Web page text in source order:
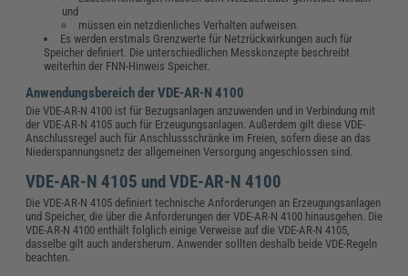
und
müssen ein netzdienliches Verhalten aufweisen.
Es werden erstmals Grenzwerte für Netzrückwirkungen auch für
Speicher definiert. Die unterschiedlichen Messkonzepte beschreibt
weiterhin der FNN-Hinweis Speicher.
Anwendungsbereich der VDE-AR-N 4100
Die VDE-AR-N 4100 ist für Bezugsanlagen anzuwenden und in Verbindung mit
der VDE-AR-N 4105 auch für Erzeugungsanlagen. Außerdem gilt diese VDE-
Anschlussregel auch für Anschlussschränke im Freien, sofern diese an das
Niederspannungsnetz der allgemeinen Versorgung angeschlossen sind.
VDE-AR-N 4105 und VDE-AR-N 4100
Die VDE-AR-N 4105 definiert technische Anforderungen an Erzeugungsanlagen
und Speicher, die über die Anforderungen der VDE-AR-N 4100 hinausgehen. Die
VDE-AR-N 4100 enthält folglich einige Verweise auf die VDE-AR-N 4105,
dasselbe gilt auch andersherum. Anwender sollten deshalb beide VDE-Regeln
beachten.